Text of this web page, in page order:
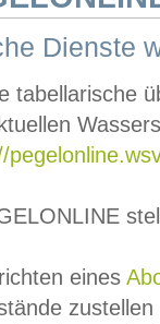
Dienste
tabellarische
eines